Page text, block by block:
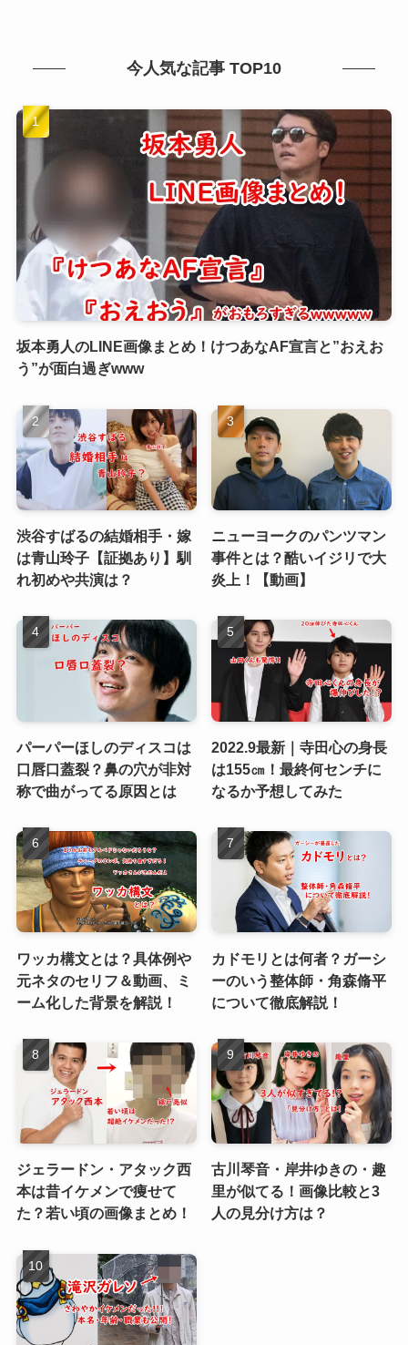
今人気な記事 TOP10
坂本勇人のLINE画像まとめ！けつあなAF宣言と”おえお
う”が面白過ぎwww
渋谷すばるの結婚相手・嫁
は青山玲子【証拠あり】馴
れ初めや共演は？
ニューヨークのパンツマン
事件とは？酷いイジリで大
炎上！【動画】
パーパーほしのディスコは
口唇口蓋裂？鼻の穴が非対
称で曲がってる原因とは
2022.9最新｜寺田心の身長
は155㎝！最終何センチに
なるか予想してみた
ワッカ構文とは？具体例や
元ネタのセリフ＆動画、ミ
ーム化した背景を解説！
カドモリとは何者？ガーシ
ーのいう整体師・角森脩平
について徹底解説！
ジェラードン・アタック西
本は昔イケメンで痩せて
た？若い頃の画像まとめ！
古川琴音・岸井ゆきの・趣
里が似てる！画像比較と3
人の見分け方は？